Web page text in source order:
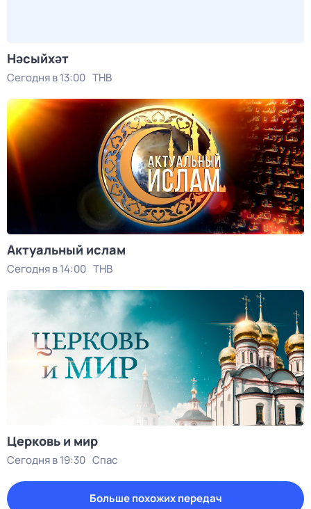
Нәсыйхәт
Сегодня в 13:00 ТНВ
Актуальный ислам
Сегодня в 14:00 ТНВ
Церковь и мир
Сегодня в 19:30 Спас
Больше похожих передач